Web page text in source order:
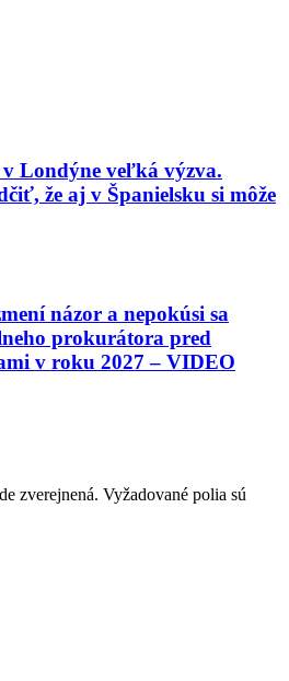
Londýne veľká výzva.
že aj v Španielsku si môže
názor a nepokúsi sa
prokurátora pred
v roku 2027 – VIDEO
zverejnená. Vyžadované polia sú